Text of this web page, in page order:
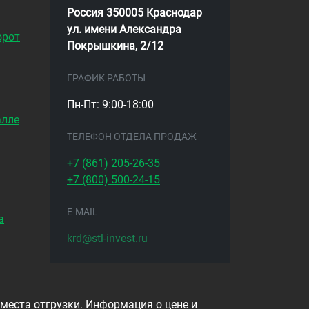
Россия 350005 Краснодар
ул. имени Александра
Покрышкина, 2/12
ГРАФИК РАБОТЫ
Пн-Пт: 9:00-18:00
ТЕЛЕФОН ОТДЕЛА ПРОДАЖ
+7 (861) 205-26-35
+7 (800) 500-24-15
E-MAIL
krd@stl-invest.ru
отгрузки. Информация о цене и